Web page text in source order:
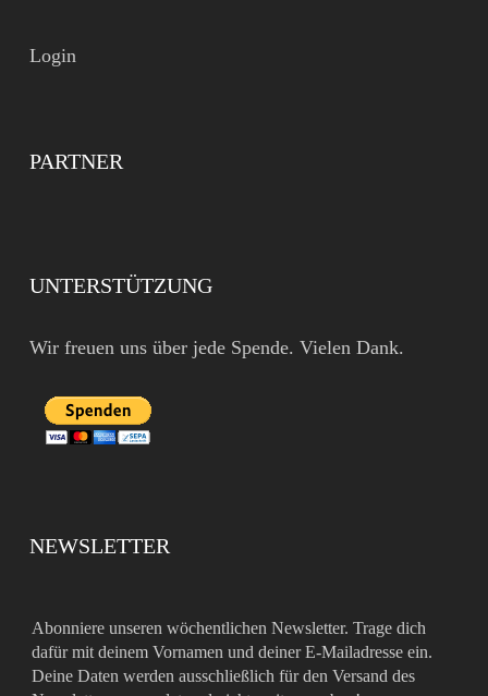
Login
PARTNER
UNTERSTÜTZUNG
Wir freuen uns über jede Spende. Vielen Dank.
NEWSLETTER
Abonniere unseren wöchentlichen Newsletter. Trage dich
dafür mit deinem Vornamen und deiner E-Mailadresse ein.
Deine Daten werden ausschließlich für den Versand des